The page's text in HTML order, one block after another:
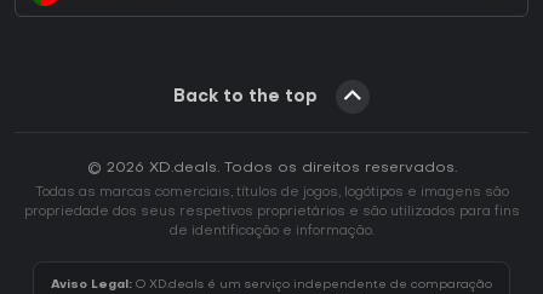
Back to the top
© 2026 XD.deals. Todos os direitos reservados.
Todas as marcas comerciais, títulos de jogos, logótipos e imagens são
propriedade dos seus respetivos proprietários e são utilizados para fins
de identificação e informação.
Aviso Legal: O XD.deals é um serviço independente de comparação